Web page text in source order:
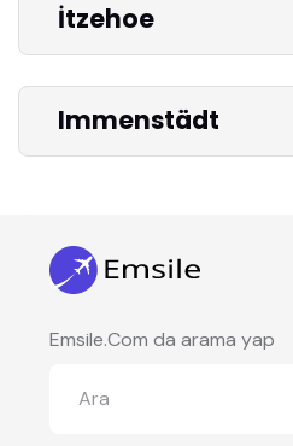
İtzehoe
Immenstädt
Emsile.Com da arama yap